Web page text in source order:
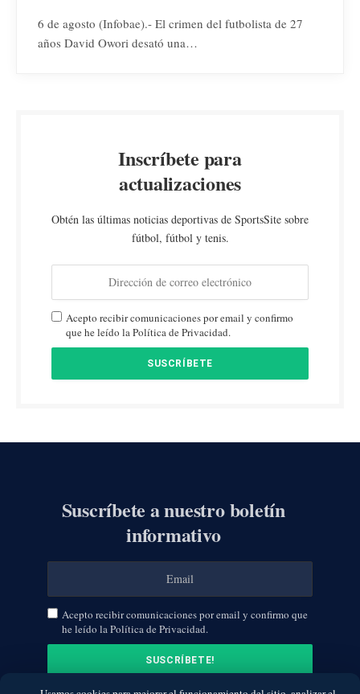
6 de agosto (Infobae).- El crimen del futbolista de 27
años David Owori desató una…
Inscríbete para
actualizaciones
Obtén las últimas noticias deportivas de SportsSite sobre
fútbol, fútbol y tenis.
Acepto recibir comunicaciones por email y confirmo
que he leído la Política de Privacidad.
Suscríbete a nuestro boletín
informativo
Acepto recibir comunicaciones por email y confirmo que
he leído la Política de Privacidad.